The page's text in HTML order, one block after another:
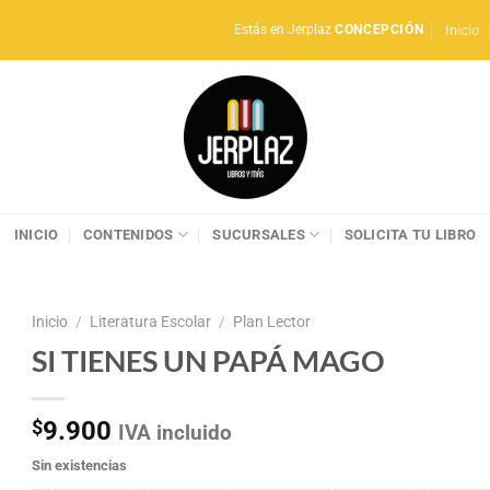
Estás en JerplazCONCEPCIÓN Inicio
INICIO CONTENIDOS SUCURSALES SOLICITA TU LIBRO
Inicio / Literatura Escolar / Plan Lector
SI TIENES UN PAPÁ MAGO
$9.900 IVA incluido
Sin existencias